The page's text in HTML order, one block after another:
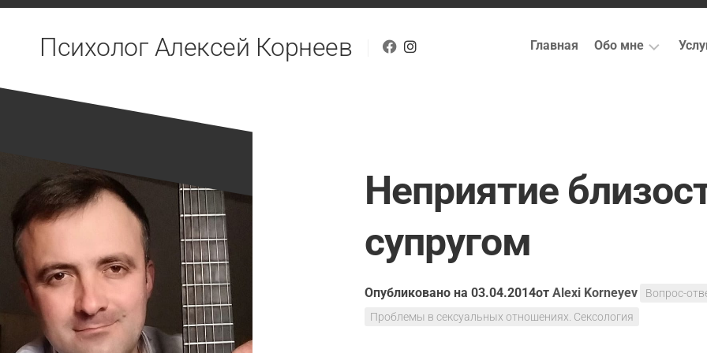
Перейти
содержаниюПсихолог Алексей Корнеев Главная Обо мне
Неприятие
супругом
Опубликовано на 03.04.2014от Alexi Korneyev
Вопрос-
Проблемы в сексуальных отношениях. Сексология